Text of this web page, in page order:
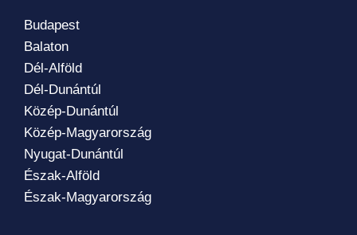
Budapest
Balaton
Dél-Alföld
Dél-Dunántúl
Közép-Dunántúl
Közép-Magyarország
Nyugat-Dunántúl
Észak-Alföld
Észak-Magyarország